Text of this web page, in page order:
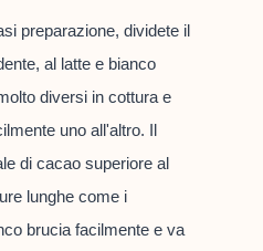
preparazione, dividete il
al latte e bianco
diversi in cottura e
uno all'altro. Il
di cacao superiore al
lunghe come i
brucia facilmente e va